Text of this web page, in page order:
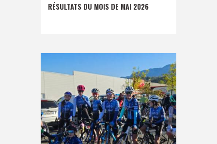
RÉSULTATS DU MOIS DE MAI 2026